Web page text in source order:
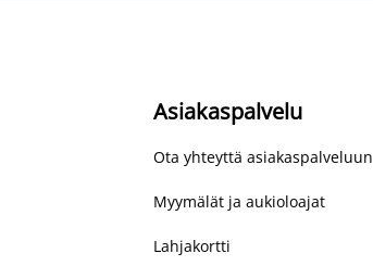
Asiakaspalvelu
Ota yhteyttä asiakaspalveluun
Myymälät ja aukioloajat
Lahjakortti